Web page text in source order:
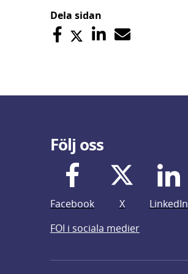
Dela sidan
Följ oss
Facebook X LinkedIn
FOI i sociala medier